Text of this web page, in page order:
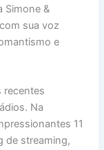
Simone &
sua voz
e
recentes
Na
11
de streaming,